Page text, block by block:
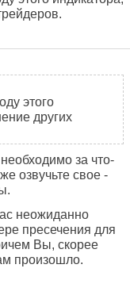
этого
других
за что-
озвучьте свое -
неожиданно
пресечения для
Вы, скорее
произошло.